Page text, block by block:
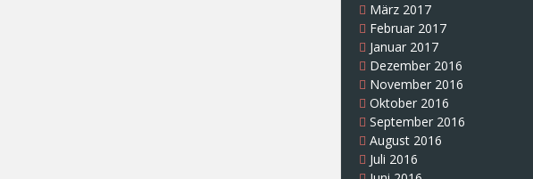
März 2017
Februar 2017
Januar 2017
Dezember 2016
November 2016
Oktober 2016
September 2016
August 2016
Juli 2016